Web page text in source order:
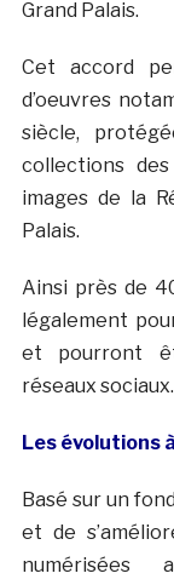
Grand Palais.
Cet accord
d’oeuvres
siècle,
collections
images de la
Palais.
Ainsi près de
légalement
et pourront
réseaux sociaux.
Les évolutions
Basé sur un
et de